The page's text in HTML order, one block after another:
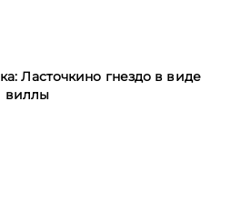
Ласточкино гнездо в виде
виллы